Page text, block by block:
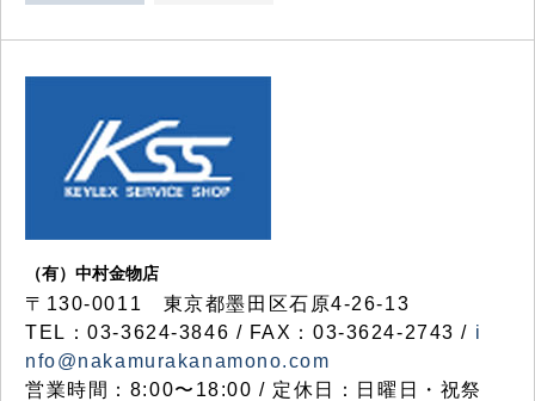
（有）中村金物店
〒130-0011 東京都墨田区石原4-26-13
TEL：03-3624-3846 / FAX：03-3624-2743 / i
nfo@nakamurakanamono.com
営業時間：8:00〜18:00 / 定休日：日曜日・祝祭